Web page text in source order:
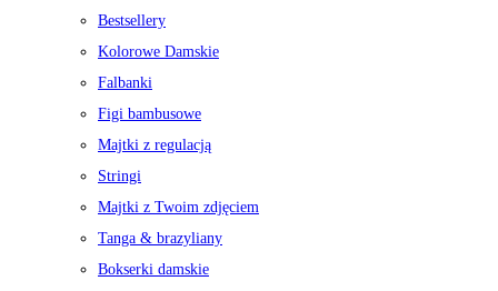
Bestsellery
Kolorowe Damskie
Falbanki
Figi bambusowe
Majtki z regulacją
Stringi
Majtki z Twoim zdjęciem
Tanga & brazyliany
Bokserki damskie